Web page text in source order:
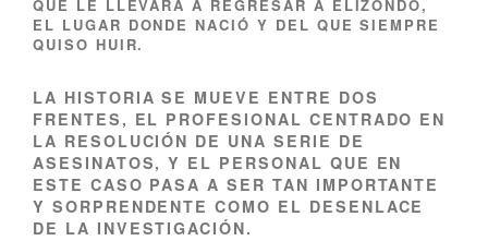
QUE LE LLEVARÁ A REGRESAR A ELIZONDO,
EL LUGAR DONDE NACIÓ Y DEL QUE SIEMPRE
QUISO HUIR.
LA HISTORIA SE MUEVE ENTRE DOS
FRENTES, EL PROFESIONAL CENTRADO EN
LA RESOLUCIÓN DE UNA SERIE DE
ASESINATOS, Y EL PERSONAL QUE EN
ESTE CASO PASA A SER TAN IMPORTANTE
Y SORPRENDENTE COMO EL DESENLACE
DE LA INVESTIGACIÓN.